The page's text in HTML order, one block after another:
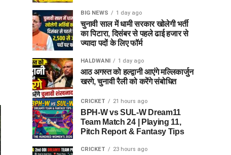
BIG NEWS 1 day ago
चुनावी साल में धामी सरकार खोलेगी भर्ती
का पिटारा, दिसंबर से पहले ढाई हजार से
ज्यादा पदों के लिए फॉर्म
HALDWANI 1 day ago
आठ अगस्त को हल्द्वानी आएंगे मल्लिकार्जुन
खरगे, चुनावी रैली को करेंगे संबोधित
CRICKET 21 hours ago
BPH-W vs SUL-W Dream11
Team Match 24 | Playing 11,
Pitch Report & Fantasy Tips
CRICKET 23 hours ago